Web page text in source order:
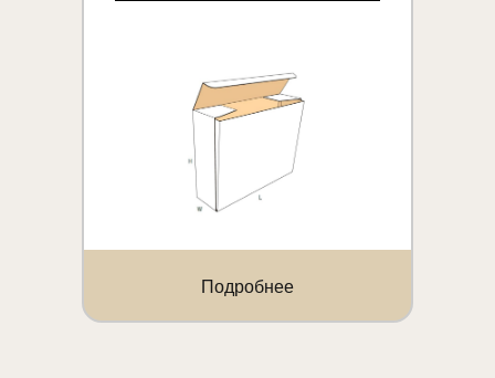
Подробнее